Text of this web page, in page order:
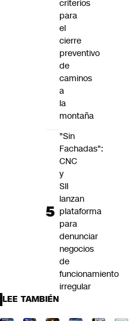
criterios
para
el
cierre
preventivo
de
caminos
a
la
montaña
"Sin
Fachadas":
CNC
y
SII
lanzan
plataforma
para
denunciar
negocios
de
funcionamiento
irregular
LEE TAMBIÉN